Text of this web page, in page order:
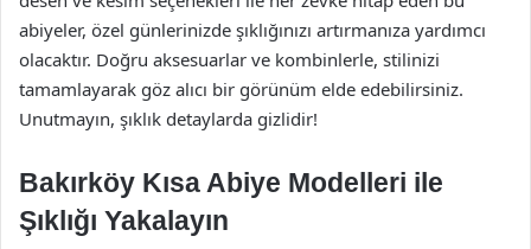
abiyeler, özel günlerinizde şıklığınızı artırmanıza yardımcı
olacaktır. Doğru aksesuarlar ve kombinlerle, stilinizi
tamamlayarak göz alıcı bir görünüm elde edebilirsiniz.
Unutmayın, şıklık detaylarda gizlidir!
Bakırköy Kısa Abiye Modelleri ile
Şıklığı Yakalayın